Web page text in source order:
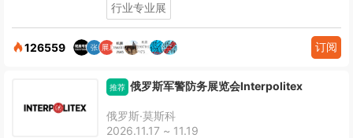
行业专业展
126559 订阅
推荐 俄罗斯军警防务展览会Interpolitex
俄罗斯·莫斯科
2026.11.17 ~ 11.19